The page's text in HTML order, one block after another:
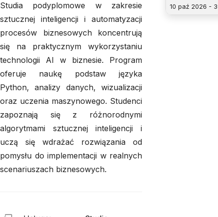
10 paź 2026 -
Studia podyplomowe w zakresie
sztucznej inteligencji i automatyzacji
procesów biznesowych koncentrują
się na praktycznym wykorzystaniu
technologii AI w biznesie. Program
oferuje naukę podstaw języka
Python, analizy danych, wizualizacji
oraz uczenia maszynowego. Studenci
zapoznają się z różnorodnymi
algorytmami sztucznej inteligencji i
uczą się wdrażać rozwiązania od
pomysłu do implementacji w realnych
scenariuszach biznesowych.